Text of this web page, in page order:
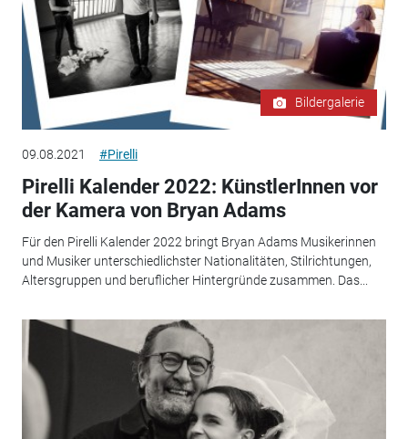
Bildergalerie
09.08.2021 #Pirelli
Pirelli Kalender 2022: KünstlerInnen vor
der Kamera von Bryan Adams
Für den Pirelli Kalender 2022 bringt Bryan Adams Musikerinnen
und Musiker unterschiedlichster Nationalitäten, Stilrichtungen,
Altersgruppen und beruflicher Hintergründe zusammen. Das...